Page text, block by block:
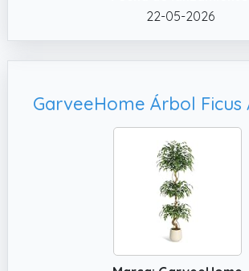
habitación u oficina.22-05-2026